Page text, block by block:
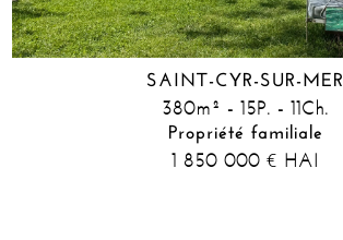
SAINT-CYR-SUR-MER
380m² - 15P. - 11Ch.
Propriété familiale
1 850 000€ HAI